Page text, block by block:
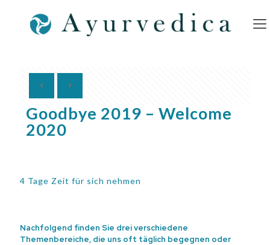
Goodbye 2019 – Welcome
2020
4 Tage Zeit für sich nehmen
Nachfolgend finden Sie drei verschiedene
Themenbereiche, die uns oft täglich begegnen oder